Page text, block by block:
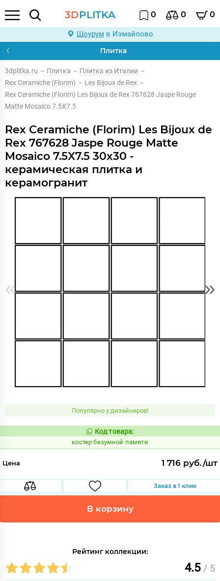
3DPLITKA 0 0 0
Шоурум в Измайлово
Плитка
3dplitka.ru – Плитка – Плитка из Италии –
Rex Ceramiche (Florim) – Les Bijoux de Rex –
Rex Ceramiche (Florim) Les Bijoux de Rex 767628 Jaspe Rouge
Matte Mosaico 7.5X7.5
Rex Ceramiche (Florim) Les Bijoux de
Rex 767628 Jaspe Rouge Matte
Mosaico 7.5X7.5 30x30 -
керамическая плитка и
керамогранит
« »
Популярно у дизайнеров!
Код:
811693
Код товара:
костер безумной памяти
Цена 1 716 руб./шт
Заказ в 1 клик
В корзину
Рейтинг коллекции:
4.5 / 5